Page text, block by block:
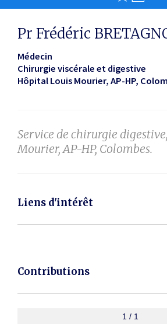
Pr Frédéric
Médecin
Chirurgie viscérale et digestive
Hôpital Louis Mourier, AP-HP
Service de chirurgie
Mourier, AP-HP, Colombes.
Liens d'intérêt
Contributions
1 / 1